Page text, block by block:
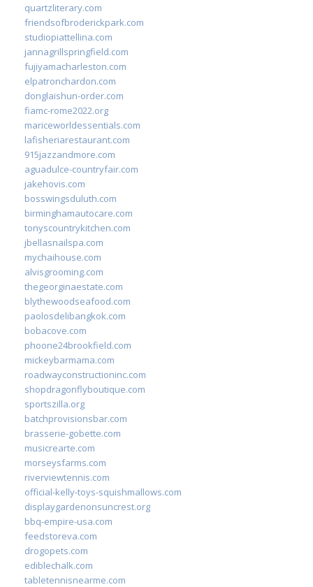
quartzliterary.com
friendsofbroderickpark.com
studiopiattellina.com
jannagrillspringfield.com
fujiyamacharleston.com
elpatronchardon.com
donglaishun-order.com
fiamc-rome2022.org
mariceworldessentials.com
lafisheriarestaurant.com
915jazzandmore.com
aguadulce-countryfair.com
jakehovis.com
bosswingsduluth.com
birminghamautocare.com
tonyscountrykitchen.com
jbellasnailspa.com
mychaihouse.com
alvisgrooming.com
thegeorginaestate.com
blythewoodseafood.com
paolosdelibangkok.com
bobacove.com
phoone24brookfield.com
mickeybarmama.com
roadwayconstructioninc.com
shopdragonflyboutique.com
sportszilla.org
batchprovisionsbar.com
brasserie-gobette.com
musicrearte.com
morseysfarms.com
riverviewtennis.com
official-kelly-toys-squishmallows.com
displaygardenonsuncrest.org
bbq-empire-usa.com
feedstoreva.com
drogopets.com
ediblechalk.com
tabletennisnearme.com